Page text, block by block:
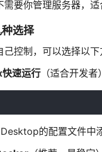
要你管理服务器，适
选择
控制，可以选择以下
速运行（适合开发者）
的配置文件中